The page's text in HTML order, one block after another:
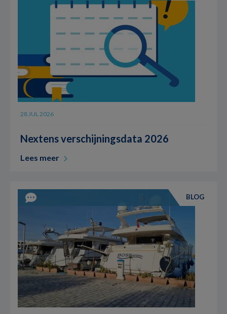
28 JUL 2026
Nextens verschijningsdata 2026
Lees meer
BLOG